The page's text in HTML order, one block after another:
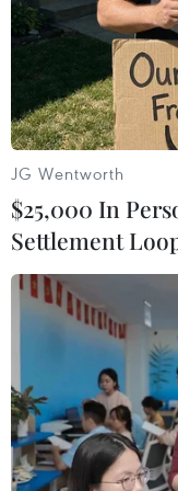
chuyện đang chờ
khám phá.
NGHE
Chợ hoa Hàng
nơi cất giữ ký ức
của người Hà Nội
Trong không khí
JG Wentworth
$25,000 In
Settlement